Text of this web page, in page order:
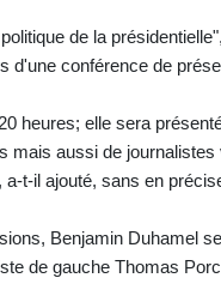
de la
d'une conférence de
heures; elle sera
mais aussi de journalistes
t-il ajouté, sans en
Benjamin Duhamel
de gauche Thomas